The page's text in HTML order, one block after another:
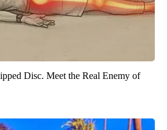
Disc. Meet the Real Enemy of